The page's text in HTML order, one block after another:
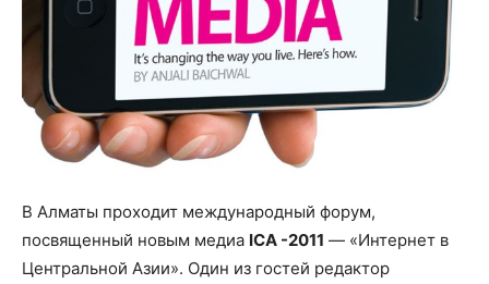
В Алматы проходит международный форум,
посвященный новым медиа ICA -2011 — «Интернет в
Центральной Азии». Один из гостей редактор